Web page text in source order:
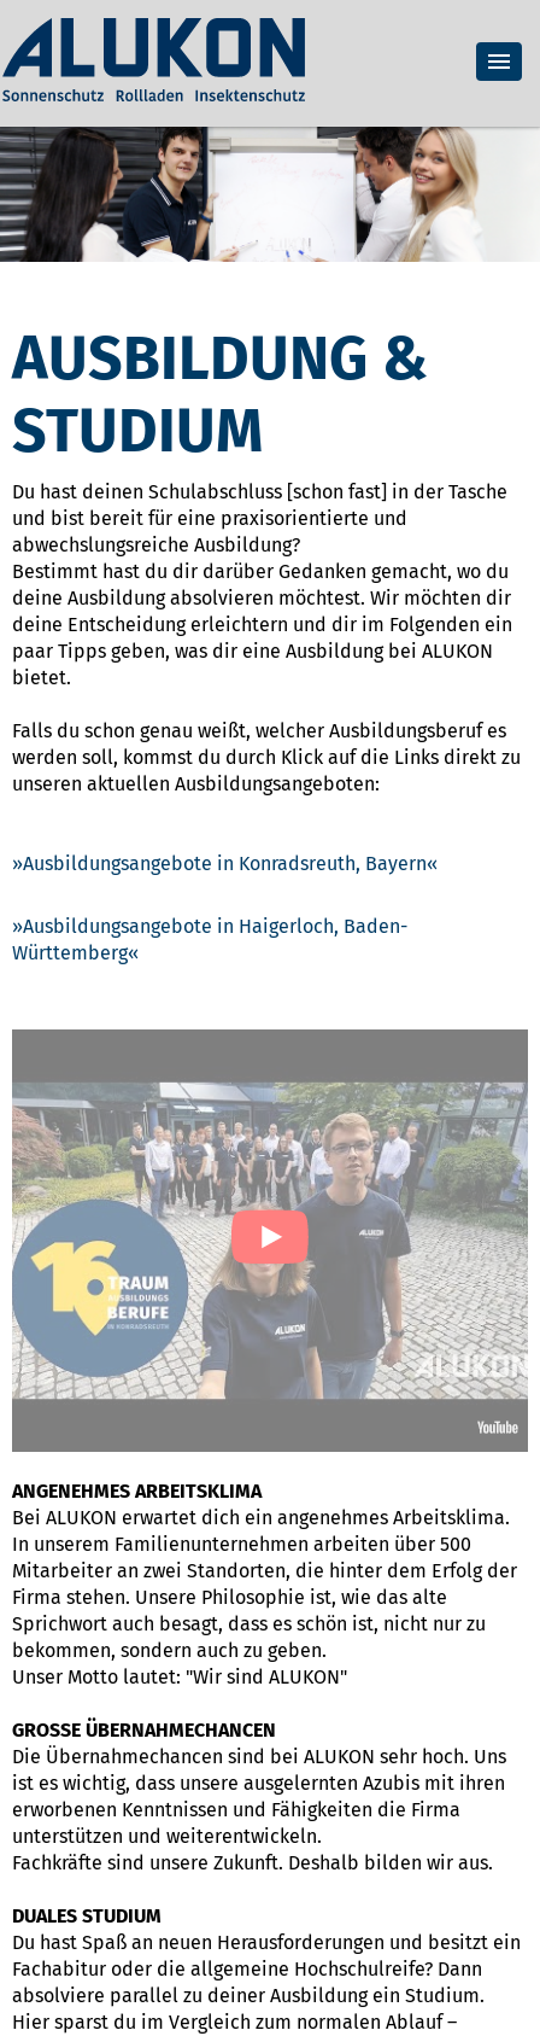
AUSBILDUNG &
STUDIUM
Du hast deinen Schulabschluss [schon fast] in der Tasche
und bist bereit für eine praxisorientierte und
abwechslungsreiche Ausbildung?
Bestimmt hast du dir darüber Gedanken gemacht, wo du
deine Ausbildung absolvieren möchtest. Wir möchten dir
deine Entscheidung erleichtern und dir im Folgenden ein
paar Tipps geben, was dir eine Ausbildung bei ALUKON
bietet.
Falls du schon genau weißt, welcher Ausbildungsberuf es
werden soll, kommst du durch Klick auf die Links direkt zu
unseren aktuellen Ausbildungsangeboten:
Ausbildungsangebote in Konradsreuth, Bayern
Ausbildungsangebote in Haigerloch, Baden-
Württemberg
ANGENEHMES ARBEITSKLIMA
Bei ALUKON erwartet dich ein angenehmes Arbeitsklima.
In unserem Familienunternehmen arbeiten über 500
Mitarbeiter an zwei Standorten, die hinter dem Erfolg der
Firma stehen. Unsere Philosophie ist, wie das alte
Sprichwort auch besagt, dass es schön ist, nicht nur zu
bekommen, sondern auch zu geben.
Unser Motto lautet: "Wir sind ALUKON"
GROSSE ÜBERNAHMECHANCEN
Die Übernahmechancen sind bei ALUKON sehr hoch. Uns
ist es wichtig, dass unsere ausgelernten Azubis mit ihren
erworbenen Kenntnissen und Fähigkeiten die Firma
unterstützen und weiterentwickeln.
Fachkräfte sind unsere Zukunft. Deshalb bilden wir aus.
DUALES STUDIUM
Du hast Spaß an neuen Herausforderungen und besitzt ein
Fachabitur oder die allgemeine Hochschulreife? Dann
absolviere parallel zu deiner Ausbildung ein Studium.
Hier sparst du im Vergleich zum normalen Ablauf –